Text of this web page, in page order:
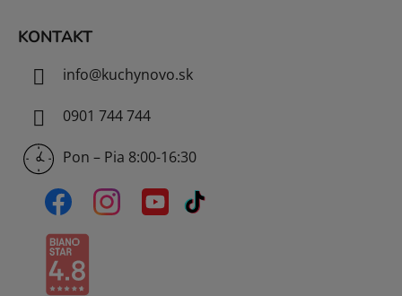
KONTAKT
info@kuchynovo.sk
0901 744 744
Pon – Pia 8:00-16:30